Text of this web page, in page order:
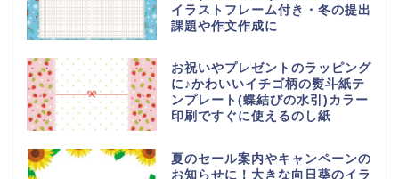
イラストフレーム付き・冬の提出
課題や作文作成に
お祝いやプレゼントのラッピング
に♪かわいいイチゴ柄の熨斗紙テ
ンプレート(蝶結びの水引)カラー
印刷ですぐに使えるのし紙
夏のセール案内やキャンペーンの
お知らせに！大きな向日葵のイラ